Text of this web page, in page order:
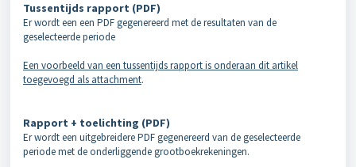
Tussentijds rapport (PDF)
Er wordt een een PDF gegenereerd met de resultaten van de
geselecteerde periode
Een voorbeeld van een tussentijds rapport is onderaan dit artikel
toegevoegd als attachment.
Rapport + toelichting (PDF)
Er wordt een uitgebreidere PDF gegenereerd van de geselecteerde
periode met de onderliggende grootboekrekeningen.